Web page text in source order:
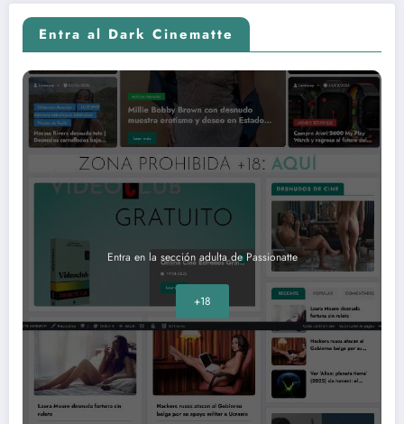
Entra al Dark Cinematte
Entra en la sección adulta de Passionatte
+18